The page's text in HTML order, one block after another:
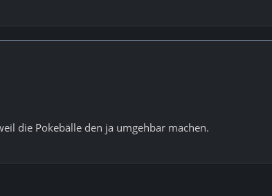
die Pokebälle den ja umgehbar machen.